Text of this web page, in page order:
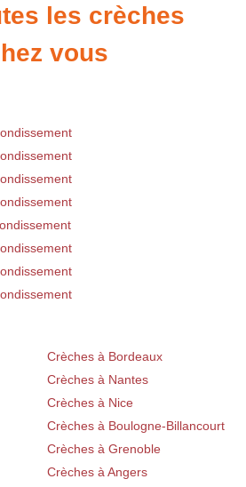
les crèches
vous
Crèches à Bordeaux
Crèches à Nantes
Crèches à Nice
Crèches à Boulogne-Billancourt
Crèches à Grenoble
Crèches à Angers